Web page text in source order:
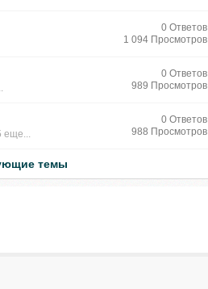
0 Ответов
1 094 Просмотров
0 Ответов
989 Просмотров
еще...
0 Ответов
988 Просмотров
темы